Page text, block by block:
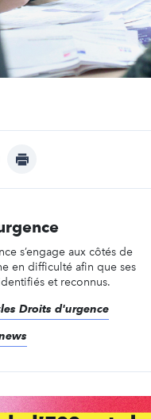
print
s’engage aux côtés de
en difficulté afin que ses
et reconnus.
Droits d'urgence